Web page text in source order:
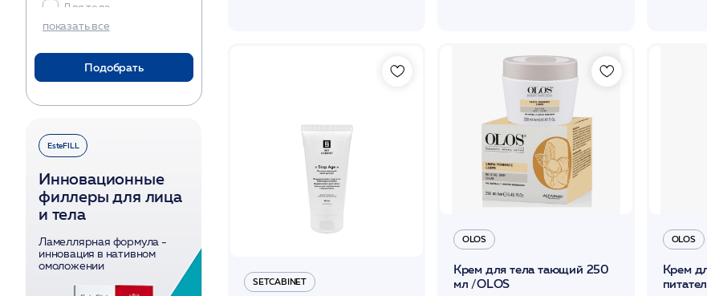
Для тела
Обезвоженная
Увядающая
показать все
Подобрать
EsteFILL
Инновационные
филлеры для лица
и тела
Ламеллярная формула -
инновация в нативном
омоложении
SETCABINET
OLOS
Крем для тела тающий 250
мл /OLOS
OLOS
Крем